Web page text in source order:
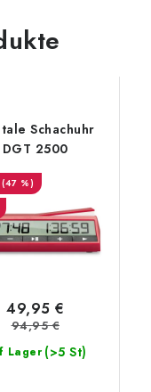
Schachuhr
DGT 2500
(47 %)
Lager (>5 St)
49,95 €
94,95 €